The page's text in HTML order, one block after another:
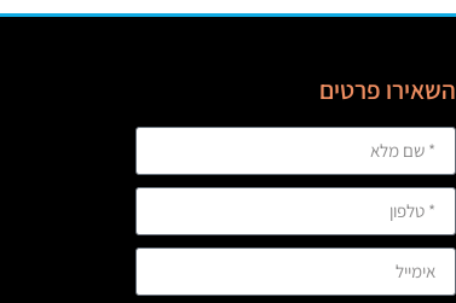
השאירו פרטים